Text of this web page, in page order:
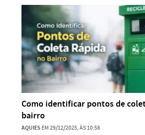
Como identificar pontos de
bairro
AQUIES EM 29/12/2025, ÀS 10:58